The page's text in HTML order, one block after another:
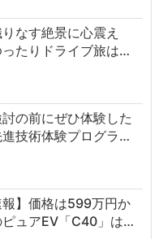
なす絶景に心震え
ったりドライブ旅は…
の前にぜひ体験した
技術体験プログラ…
報】価格は599万円か
ピュアEV「C40」は…